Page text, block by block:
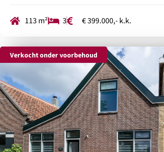
113 m² 3 € 399.000,- k.k.
Verkocht onder voorbehoud